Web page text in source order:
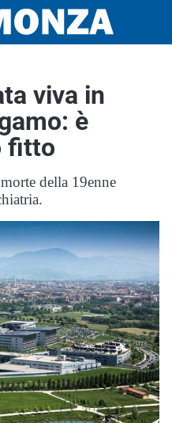
viva in
è
fitto
della 19enne